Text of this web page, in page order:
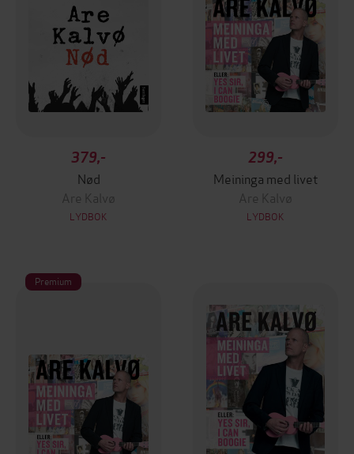
379,-
Nød
Are Kalvø
LYDBOK
299,-
Meininga med livet
Are Kalvø
LYDBOK
Premium